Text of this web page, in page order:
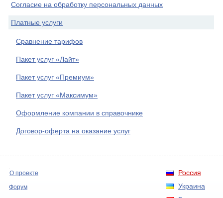
Согласие на обработку персональных данных
Платные услуги
Сравнение тарифов
Пакет услуг «Лайт»
Пакет услуг «Премиум»
Пакет услуг «Максимум»
Оформление компании в справочнике
Договор-оферта на оказание услуг
Россия
Украина
О проекте
Форум